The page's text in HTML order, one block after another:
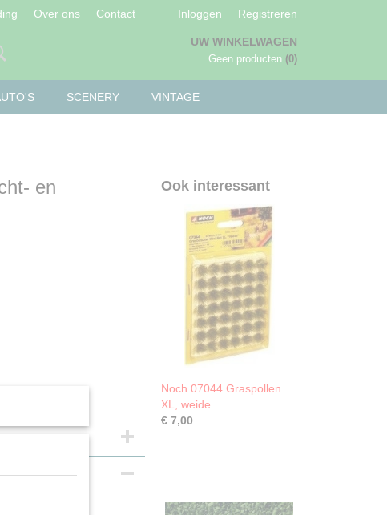
Over ons Contact Inloggen Registreren
UW WINKELWAGEN
Geen producten (0)
SCENERY VINTAGE
en
Ook interessant
Noch 07044 Graspollen
XL, weide
€ 7,00